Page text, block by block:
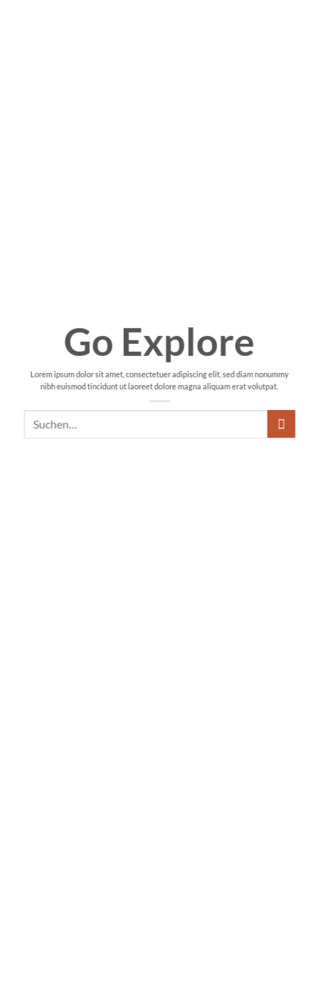
Go Explore
Lorem ipsum dolor sit amet, consectetuer adipiscing elit, sed diam nonummy
nibh euismod tincidunt ut laoreet dolore magna aliquam erat volutpat.
Suchen